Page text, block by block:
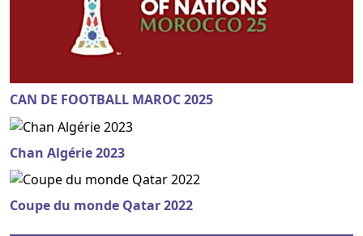
CAN DE FOOTBALL MAROC 2025
Chan Algérie 2023
Coupe du monde Qatar 2022